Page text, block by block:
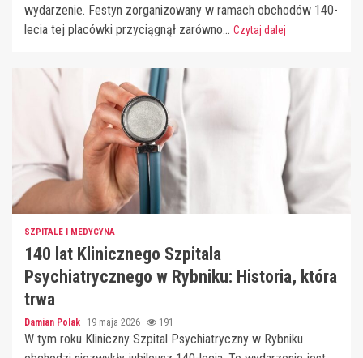
wydarzenie. Festyn zorganizowany w ramach obchodów 140-
lecia tej placówki przyciągnął zarówno... Czytaj dalej
SZPITALE I MEDYCYNA
140 lat Klinicznego Szpitala
Psychiatrycznego w Rybniku: Historia, która
trwa
Damian Polak 19 maja 2026 191
W tym roku Kliniczny Szpital Psychiatryczny w Rybniku